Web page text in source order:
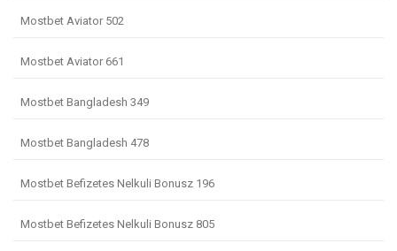
Mostbet Aviator 502
Mostbet Aviator 661
Mostbet Bangladesh 349
Mostbet Bangladesh 478
Mostbet Befizetes Nelkuli Bonusz 196
Mostbet Befizetes Nelkuli Bonusz 805